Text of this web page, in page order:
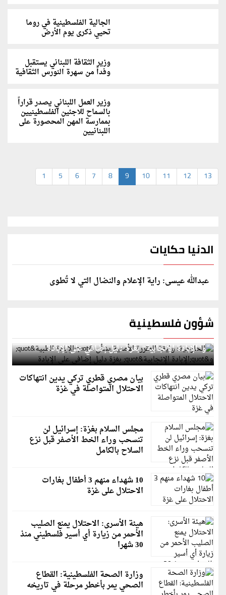
الجالية الفلسطينية في روما
تحيي ذكرى يوم الأرض
وزير الثقافة اللبناني يستقبل
وفداً من سهرة النورس الثقافية
وزير العمل اللبناني يصدر قراراً
بالسماح للاجئين الفلسطينيين
بممارسة المهن المحصورة على
اللبنانيين
1 5 6 7 8 9 10 11 12 13
الدنيا حكايات
عبدالله عيسى: راية الإعلام والنضال التي لا تُطوى
شؤون فلسطينية
الخارجية: وثيقة المقررة الأممية بشأن "الإبادة الطبية"
و"الإبادة الإنجابية" بغزة دليل إضافي على الإبادة
بيان مصري قطري تركي يدين انتهاكات
الاحتلال المتواصلة في غزة
مجلس السلام بغزة: إسرائيل لن
تنسحب وراء الخط الأصفر قبل نزع
السلاح بالكامل
10 شهداء منهم 3 أطفال بغارات
الاحتلال على غزة
هيئة الأسرى: الاحتلال يمنع الصليب
الأحمر من زيارة أي أسير فلسطيني منذ
30 شهرا
وزارة الصحة الفلسطينية: القطاع
الصحي يمر بأخطر مرحلة في تاريخه